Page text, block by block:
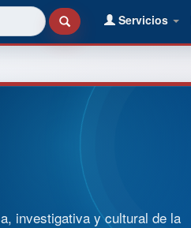
Servicios
investigativa y cultural de la